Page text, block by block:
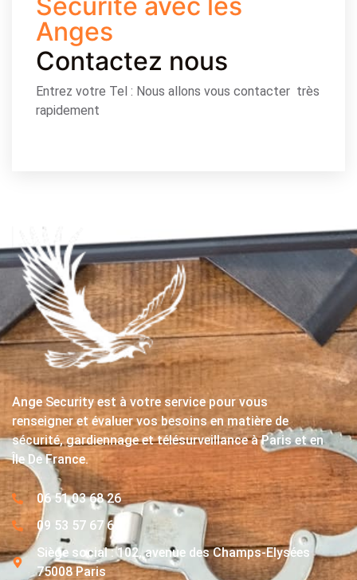
Anges
Contactez nous
Entrez votre Tel : Nous allons vous contacter très
rapidement
Ange Security est à votre service pour vous
renseigner et évaluer vos besoins en matière de
sécurité, gardiennage et télésurveillance à Paris et en
Île De France.
06 51 03 68 26
09 53 57 67 63
Siège social : 102, avenue des Champs-Elysées
75008 Paris